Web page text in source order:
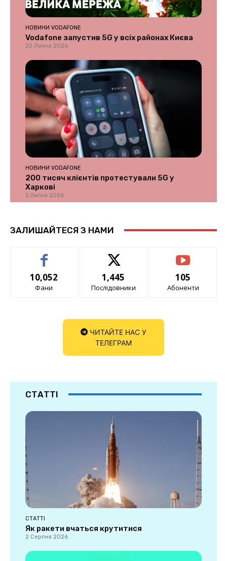
НОВИНИ VODAFONE
Vodafone запустив 5G у всіх районах Києва
22 Липня 2026
НОВИНИ VODAFONE
200 тисяч клієнтів протестували 5G у
Харкові
3 Липня 2026
ЗАЛИШАЙТЕСЯ З НАМИ
10,052
Фани
1,445
Послідовники
105
Абоненти
ЧИТАЙТЕ НАС У
ТЕЛЕГРАМ
СТАТТІ
СТАТТІ
Як ракети вчаться крутитися
2 Серпня 2026